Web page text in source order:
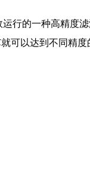
行的一种高精度
可以达到不同精